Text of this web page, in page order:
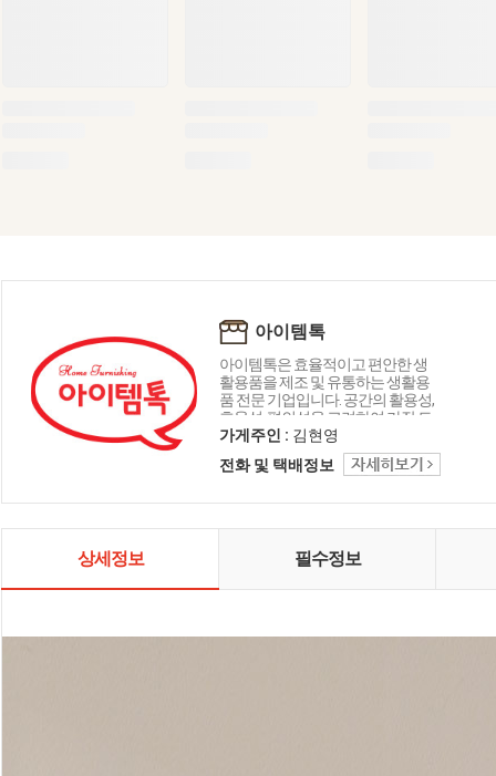
아이템톡
아이템톡은 효율적이고 편안한 생
활용품을 제조 및 유통하는 생활용
품 전문 기업입니다. 공간의 활용성,
효율성, 편의성을 고려하여 가장 트
렌디한 제품 구성으로 쾌적한 생활
공간을 창출해드립니다. 국내 생산
100%자재를 사용하고 있으며, 안전
니다. 특별한 도구 필요 없이 간단한
고 있습니다. 또한 PL보험 가입을 제
니다. 아이템톡은 생활용품의 합리
가게주인 : 김현영
전화 및 택배정보
상세정보 필수정보